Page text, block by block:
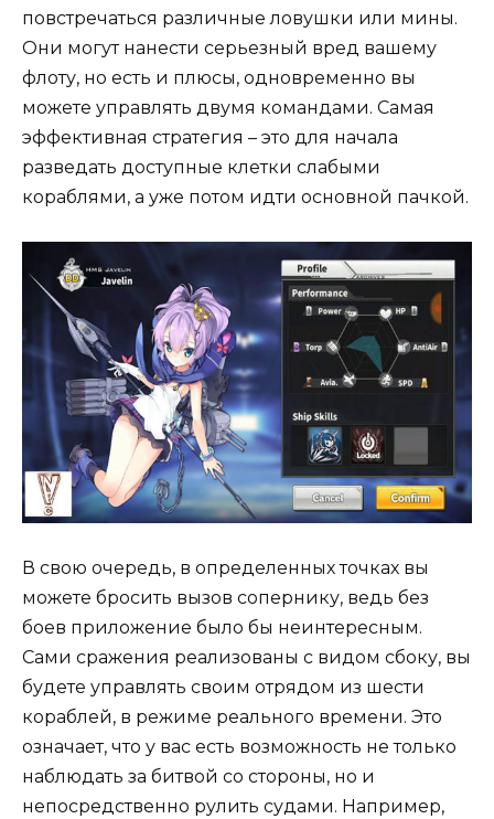
повстречаться различные ловушки или мины.
Они могут нанести серьезный вред вашему
флоту, но есть и плюсы, одновременно вы
можете управлять двумя командами. Самая
эффективная стратегия – это для начала
разведать доступные клетки слабыми
кораблями, а уже потом идти основной пачкой.
В свою очередь, в определенных точках вы
можете бросить вызов сопернику, ведь без
боев приложение было бы неинтересным.
Сами сражения реализованы с видом сбоку, вы
будете управлять своим отрядом из шести
кораблей, в режиме реального времени. Это
означает, что у вас есть возможность не только
наблюдать за битвой со стороны, но и
непосредственно рулить судами. Например,